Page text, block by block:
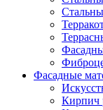
Фасадные
Кирпич